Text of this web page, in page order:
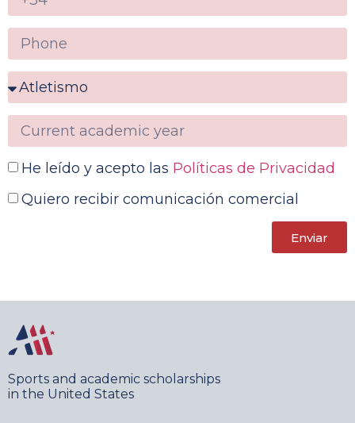
He leído y acepto las Políticas de Privacidad
Quiero recibir comunicación comercial
Enviar
Sports and academic scholarships
in the United States